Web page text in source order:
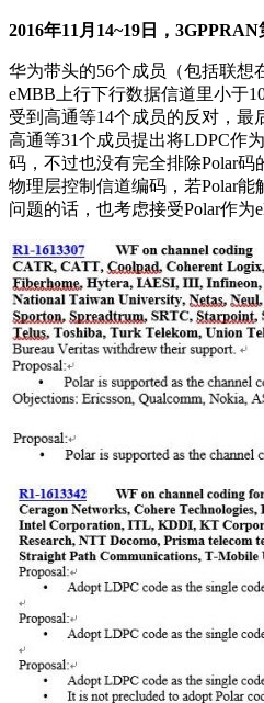
2016年11月14~19日，3GPPRAN
华为带头的56个成员（包括联想
eMBB上行下行数据信道里小于
受到高通等14个成员的反对，最
高通等31个成员提出将LDPC作
码，不过也没有完全排除Polar码
物理层控制信道编码，若Polar
问题的话，也考虑接受Polar作为